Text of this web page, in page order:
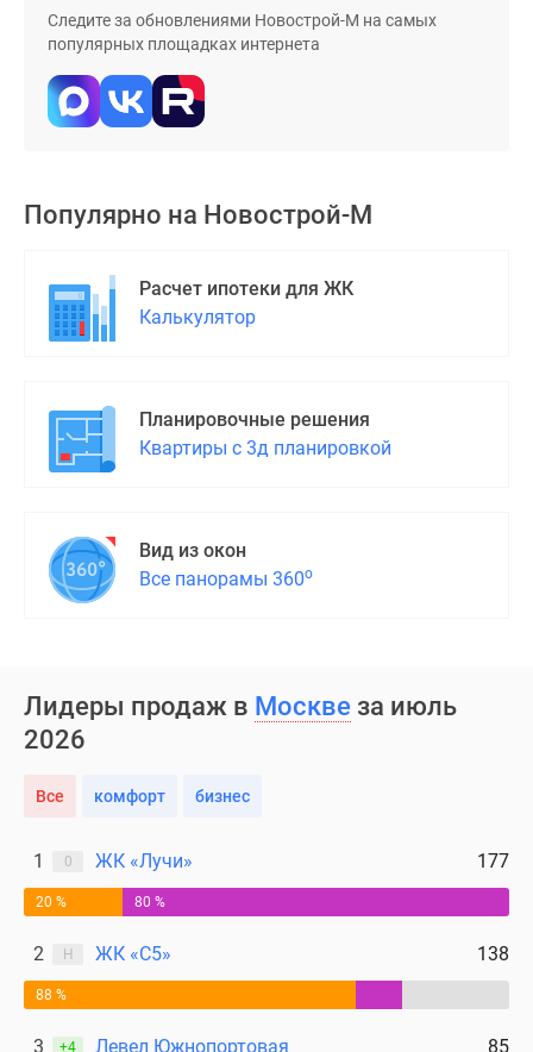
поселки
водоема
Коттеджные
Бизнес-
Коттеджи
Скидки
Следите за обновлениями Новострой-М на самых
популярных площадках интернета
Популярно на Новострой-М
Расчет ипотеки для ЖК
Калькулятор
Планировочные решения
Квартиры с 3д планировкой
Вид из окон
Все панорамы 360о
Лидеры продаж в Москве за июль
2026
Все комфорт бизнес
1 0 ЖК «Лучи» 177
20 % 80 %
2 Н ЖК «С5» 138
88 %
3 +4 Левел Южнопортовая 85